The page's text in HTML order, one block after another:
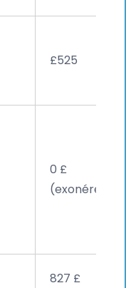
£525
0 £
(exonéré)
827 £